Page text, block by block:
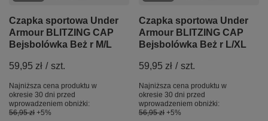
Czapka sportowa Under
Armour BLITZING CAP
Bejsbolówka Beż r M/L
59,95 zł / szt.
Najniższa cena produktu w
okresie 30 dni przed
wprowadzeniem obniżki:
56,95 zł +5%
Czapka sportowa Under
Armour BLITZING CAP
Bejsbolówka Beż r L/XL
59,95 zł / szt.
Najniższa cena produktu w
okresie 30 dni przed
wprowadzeniem obniżki:
56,95 zł +5%